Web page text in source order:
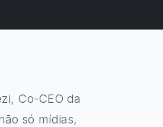
Co-CEO da
só mídias,